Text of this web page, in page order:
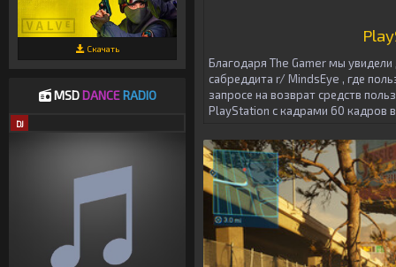
Скачать
MSDDANCE RADIO
DJ
Благодаря The Gamer мы
сабреддита r/ MindsEye , где
запросе на возврат средств
PlayStation с кадрами 60 кадров